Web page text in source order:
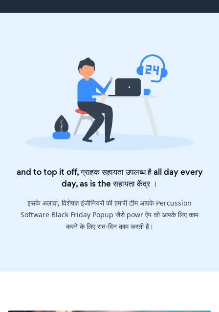
and to top it off, ग्राहक सहायता उपलब्ध है all day every
day, as is theसहायता केंद्र।
इसके अलावा, विशेषज्ञ इंजीनियरों की हमारी टीम आपके Percussion
Software Black Friday Popup जैसे powr ऐप को आपके लिए काम
करने के लिए रात-दिन काम करती है।